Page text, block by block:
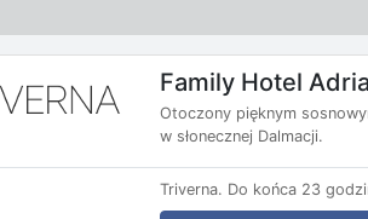
Family Hotel
Otoczony pięknym
w słonecznej Dalmacji.
Triverna. Do końca 23